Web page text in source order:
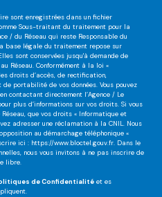
sont enregistrées dans un fichier
Sous-traitant du traitement pour la
/ du Réseau qui reste Responsable du
base légale du traitement repose sur
sont conservées jusqu'à demande de
Réseau. Conformément à la loi «
droits d’accès, de rectification,
portabilité de vos données. Vous pouvez
contactant directement l’Agence / Le
plus d’informations sur vos droits. Si vous
que vos droits « Informatique et
adresser une réclamation à la CNIL. Nous
au démarchage téléphonique «
ici : https://www.bloctel.gouv.fr. Dans le
nous vous invitons à ne pas inscrire de
libre.
de Confidentialité et es